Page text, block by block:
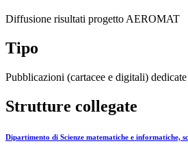
Diffusione risultati progetto AEROMAT
Tipo
Pubblicazioni (cartacee e digitali)
Strutture collegate
Dipartimento di Scienze matematiche e informatiche,